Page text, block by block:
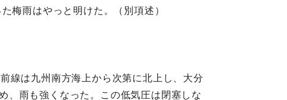
梅雨はやっと明けた。（別項述）
線は九州南方海上から次第に北上し、大分
、雨も強くなった。この低気圧は閉塞しな